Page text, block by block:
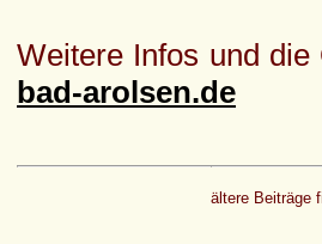
Weitere Infos und
bad-arolsen.de
ältere Beiträge